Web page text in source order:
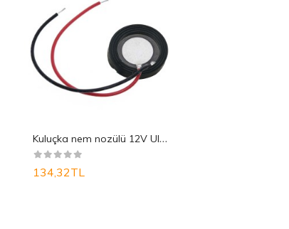
K
uluçka nem nozülü 12V Ultrasonik Buhar Yapıc�..
134,32TL